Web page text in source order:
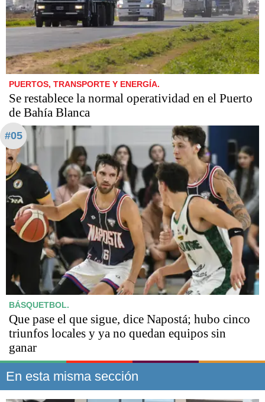
PUERTOS, TRANSPORTE Y ENERGÍA.
Se restablece la normal operatividad en el Puerto
de Bahía Blanca
#05
BÁSQUETBOL.
Que pase el que sigue, dice Napostá; hubo cinco
triunfos locales y ya no quedan equipos sin
ganar
En esta misma sección